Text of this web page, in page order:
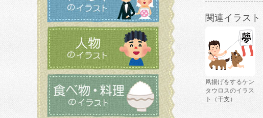
関連イラスト
凧揚げをするケン
タウロスのイラス
ト（干支）